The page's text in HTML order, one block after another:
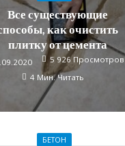
Все существующие
как очистить
плитку от цемента
5 926 Просмотров
4 Мин. Читать
БЕТОН